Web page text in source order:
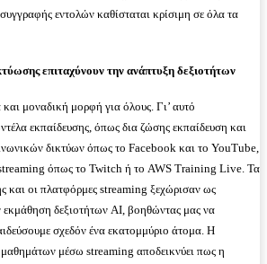
εντολών καθίσταται κρίσιμη σε όλα τα
επιταχύνουν την ανάπτυξη δεξιοτήτων
μοναδική μορφή για όλους. Γι’ αυτό
εκπαίδευσης, όπως δια ζώσης εκπαίδευση και
δικτύων όπως το Facebook και το YouTube,
όπως το Twitch ή το AWS Training Live. Τα
και οι πλατφόρμες streaming ξεχώρισαν ως
εκμάθηση δεξιοτήτων AI, βοηθώντας μας να
σχεδόν ένα εκατομμύριο άτομα. Η
μέσω streaming αποδεικνύει πως η